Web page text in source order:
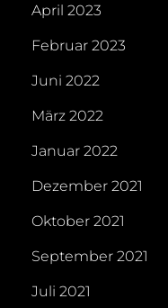
April 2023
Februar 2023
Juni 2022
März 2022
Januar 2022
Dezember 2021
Oktober 2021
September 2021
Juli 2021